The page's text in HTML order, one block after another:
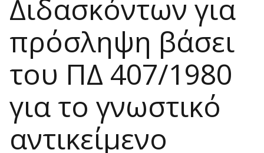
Διδασκόντων για
πρόσληψη βάσει
του ΠΔ 407/1980
για το γνωστικό
αντικείμενο